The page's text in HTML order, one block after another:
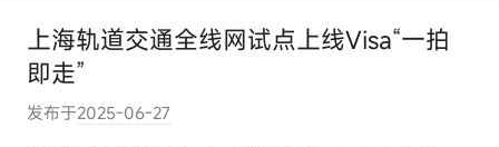
上海轨道交通全线网试点上线Visa“一拍
即走”
发布于2025-06-27